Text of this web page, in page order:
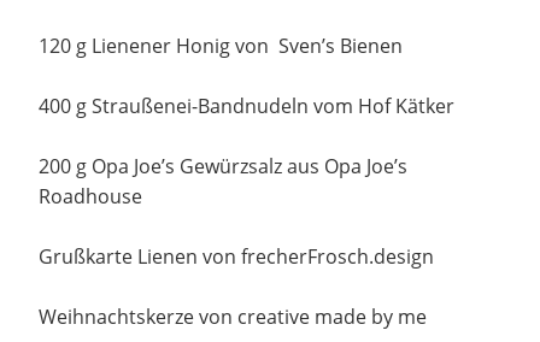
120 g Lienener Honig von Sven’s Bienen
400 g Straußenei-Bandnudeln vom Hof Kätker
200 g Opa Joe’s Gewürzsalz aus Opa Joe’s
Roadhouse
Grußkarte Lienen von frecherFrosch.design
Weihnachtskerze von creative made by me